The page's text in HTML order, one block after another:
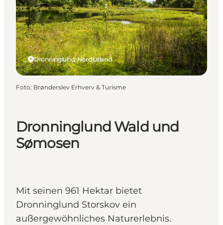
Guides
Veranstaltungen
Für Kinder
Dronninglund Wald und
Sømosen
Mit seinen 961 Hektar bietet
Dronninglund Storskov ein
außergewöhnliches Naturerlebnis.
Dronninglund, Nordjütland
Foto: Brønderslev Erhverv & Turisme